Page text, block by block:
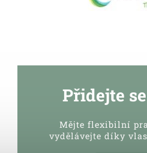
Přidejte
Mějte flexibilní
vydělávejte díky